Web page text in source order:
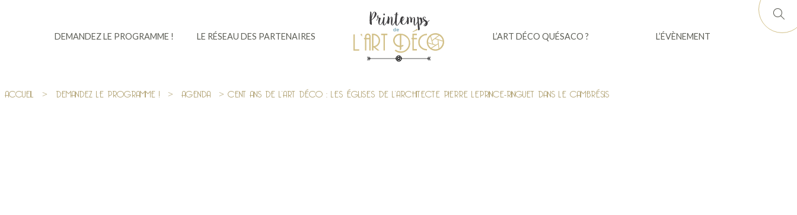
DEMANDEZ LE PROGRAMME ! LE RÉSEAU DES PARTENAIRES L’ART DÉCO QUÉSACO ? L’ÉVÈNEMENT
ACCUEIL > DEMANDEZ LE PROGRAMME ! > AGENDA > CENT ANS DE L’ART DÉCO : LES ÉGLISES DE L’ARCHITECTE PIERRE LEPRINCE-RINGUET DANS LE CAMBRÉSIS